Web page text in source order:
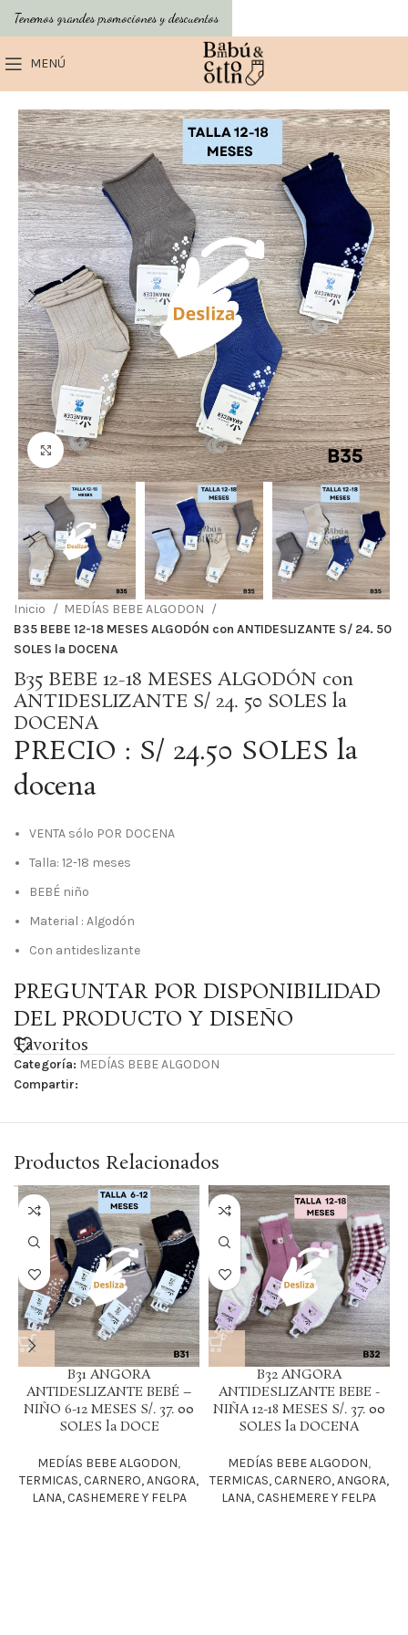
MENÚ
Haga Click para agrandar
Inicio
MEDÍAS BEBE ALGODON
B35 BEBE 12-18 MESES ALGODÓN con ANTIDESLIZANTE S/ 24. 50
SOLES la DOCENA
B35 BEBE 12-18 MESES ALGODÓN con
ANTIDESLIZANTE S/ 24. 50 SOLES la
DOCENA
PRECIO : S/ 24.50 SOLES la
docena
VENTA sólo POR DOCENA
Talla: 12-18 meses
BEBÉ niño
Material : Algodón
Con antideslizante
PREGUNTAR POR DISPONIBILIDAD
DEL PRODUCTO Y DISEÑO
Favoritos
Categoría: MEDÍAS BEBE ALGODON
Compartir:
Productos Relacionados
B31 ANGORA
ANTIDESLIZANTE BEBÉ –
NIÑO 6-12 MESES S/. 37. 00
SOLES la DOCE
MEDÍAS BEBE ALGODON,
TERMICAS, CARNERO, ANGORA,
LANA, CASHEMERE Y FELPA
B32 ANGORA
ANTIDESLIZANTE BEBE -
NIÑA 12-18 MESES S/. 37. 00
SOLES la DOCENA
MEDÍAS BEBE ALGODON,
TERMICAS, CARNERO, ANGORA,
LANA, CASHEMERE Y FELPA
Tenemos grandes promociones y descuentos